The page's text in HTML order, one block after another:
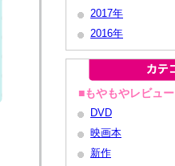
2017年
2016年
■もやもやレビュー
DVD
映画本
新作